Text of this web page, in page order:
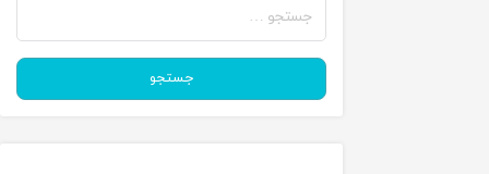
برای:
جستجو